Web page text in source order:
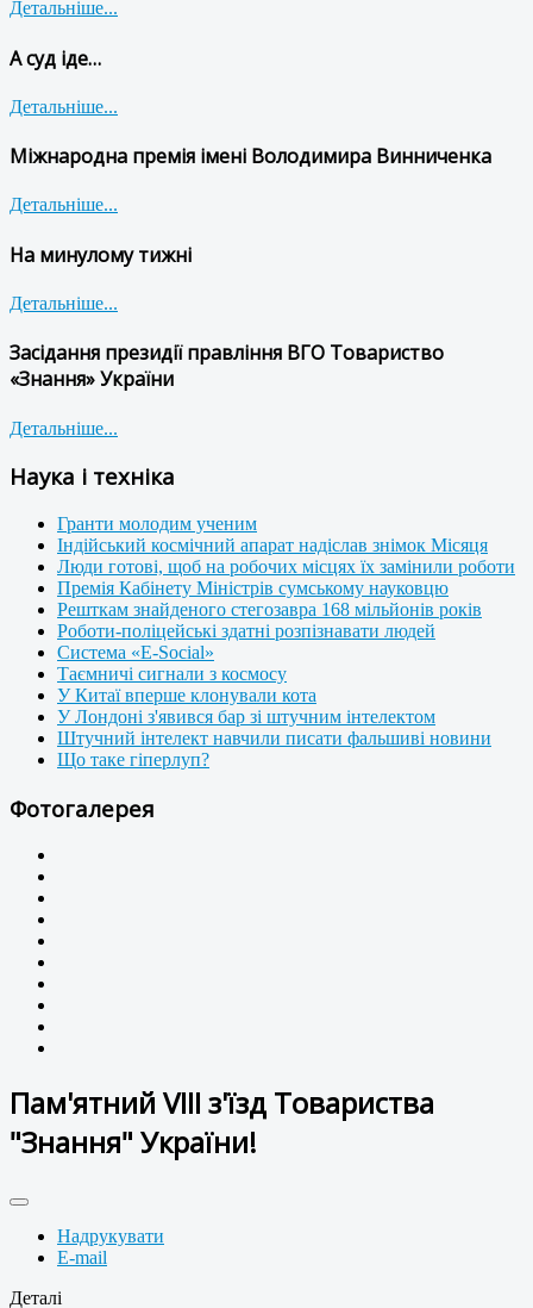
Детальніше...
А суд іде…
Детальніше...
Міжнародна премія імені Володимира Винниченка
Детальніше...
На минулому тижні
Детальніше...
Засідання президії правління ВГО Товариство
«Знання» України
Детальніше...
Наука і техніка
Гранти молодим ученим
Індійський космічний апарат надіслав знімок Місяця
Люди готові, щоб на робочих місцях їх замінили роботи
Премія Кабінету Міністрів сумському науковцю
Решткам знайденого стегозавра 168 мільйонів років
Роботи-поліцейські здатні розпізнавати людей
Система «E-Social»
Таємничі сигнали з космосу
У Китаї вперше клонували кота
У Лондоні з'явився бар зі штучним інтелектом
Штучний інтелект навчили писати фальшиві новини
Що таке гіперлуп?
Фотогалерея
Пам'ятний VІІІ з'їзд Товариства
"Знання" України!
Надрукувати
E-mail
Деталі